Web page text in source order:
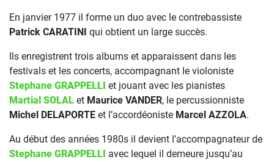
En janvier 1977 il forme un duo avec le contrebassiste
Patrick CARATINI
qui obtient un large succès.
Ils enregistrent trois albums et apparaissent dans les
festivals et les concerts, accompagnant le violoniste
Stephane GRAPPELLI et jouant avec les pianistes
Martial SOLAL et Maurice VANDER, le percussionniste
Michel DELAPORTE et l’accordéoniste Marcel AZZOLA.
Au début des années 1980s il devient l’accompagnateur de
Stephane GRAPPELLI avec lequel il demeure jusqu’au